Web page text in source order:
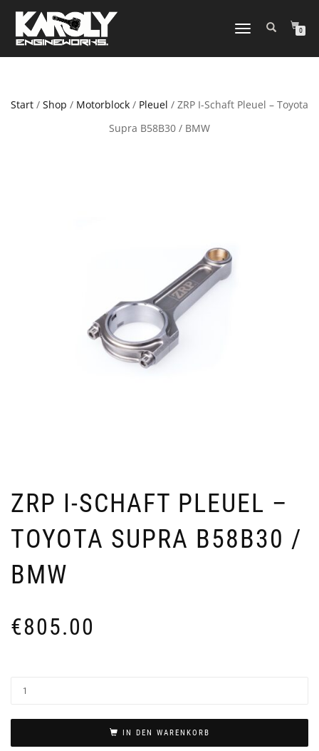
NAVIGATION
0
Start / Shop / Motorblock / Pleuel / ZRP I-Schaft Pleuel – Toyota
Supra B58B30 / BMW
ZRP I-SCHAFT PLEUEL –
TOYOTA SUPRA B58B30 /
BMW
€805.00
IN DEN WARENKORB